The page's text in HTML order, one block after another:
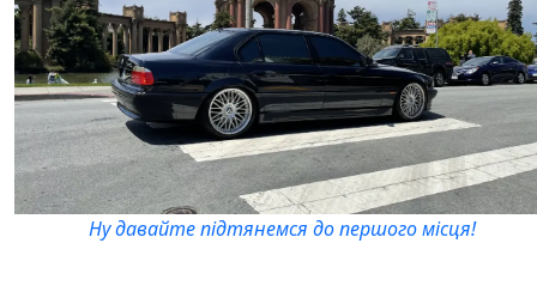
Ну давайте підтянемся до першого місця!